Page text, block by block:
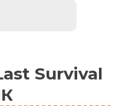
Survival